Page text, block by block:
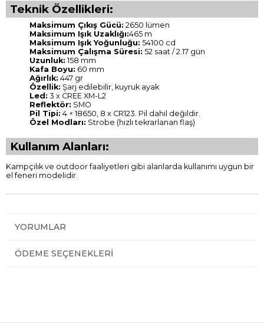
Teknik Özellikleri:
Maksimum Çıkış Gücü: 2650 lümen
Maksimum Işık Uzaklığı:465 m
Maksimum Işık Yoğunluğu: 54100 cd
Maksimum Çalışma Süresi: 52 saat / 2.17 gün
Uzunluk: 158 mm
Kafa Boyu: 60 mm
Ağırlık: 447 gr
Özellik: Şarj edilebilir, kuyruk ayak
Led: 3 x CREE XM-L2
Reflektör: SMO
Pil Tipi: 4 × 18650, 8 x CR123. Pil dahil değildir.
Özel Modları: Strobe (hızlı tekrarlanan flaş)
Kullanım Alanları:
Kampçılık ve outdoor faaliyetleri gibi alanlarda kullanımı uygun bir
el feneri modelidir.
YORUMLAR
ÖDEME SEÇENEKLERI